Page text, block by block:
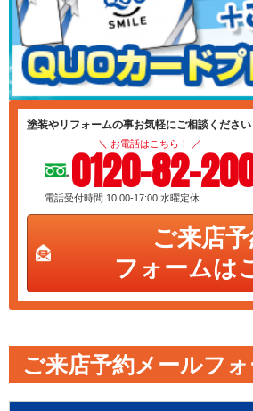
塗装やリフォームの事お気軽にご相談ください
＼ お電話はこちら！ ／
0120-82-
電話受付時間 10:00-17:00 水曜定休
ご来店
フォームは
ご来店予約メールフ